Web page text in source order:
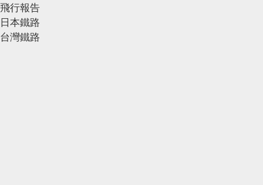
飛行報告
日本鐵路
台灣鐵路